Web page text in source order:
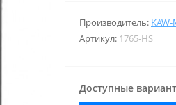
Производитель: KAW-
Артикул: 1765-HS
Доступные